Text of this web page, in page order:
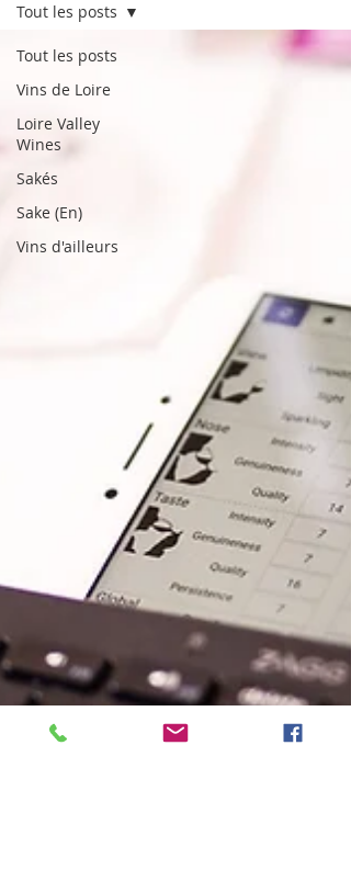
Tout les posts
Vins de Loire
Loire Valley
Wines
Sakés
Sake (En)
Vins d'ailleurs
Tout les posts